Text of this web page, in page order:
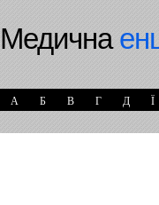
Медична
А Б В Г Д Ї